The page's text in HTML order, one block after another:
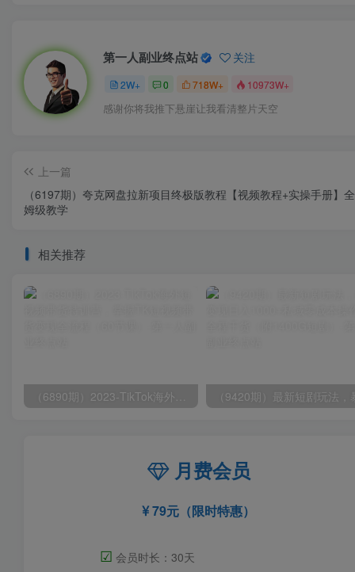
第一人副业终点站 关注
2W+ 0 718W+ 10973W+
感谢你将我推下悬崖让我看清整片天空
上一篇
（6197期）夸克网盘拉新项目终极版教程【视频教程+实操手册】
姆级教学
相关推荐
（6890期）2023-TikTok海外短视频带货特训营，掌握TK短视频带货变现全流程（60节课）
月费会员
79元（限时特惠）
☑ 会员时长：30天